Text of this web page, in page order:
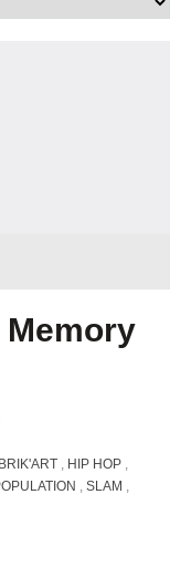
, HIP HOP ,
, SLAM ,